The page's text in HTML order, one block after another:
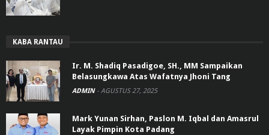
KABA RANTAU
Ir. M. Shadiq Pasadigoe, SH., MM Sampaikan
Belasungkawa Atas Wafatnya Jhoni Tang
ADMIN - AGUSTUS 27, 2025
Mark Yunan Sirhan, Paslon M. Iqbal dan Amasrul
Layak Pimpin Kota Padang